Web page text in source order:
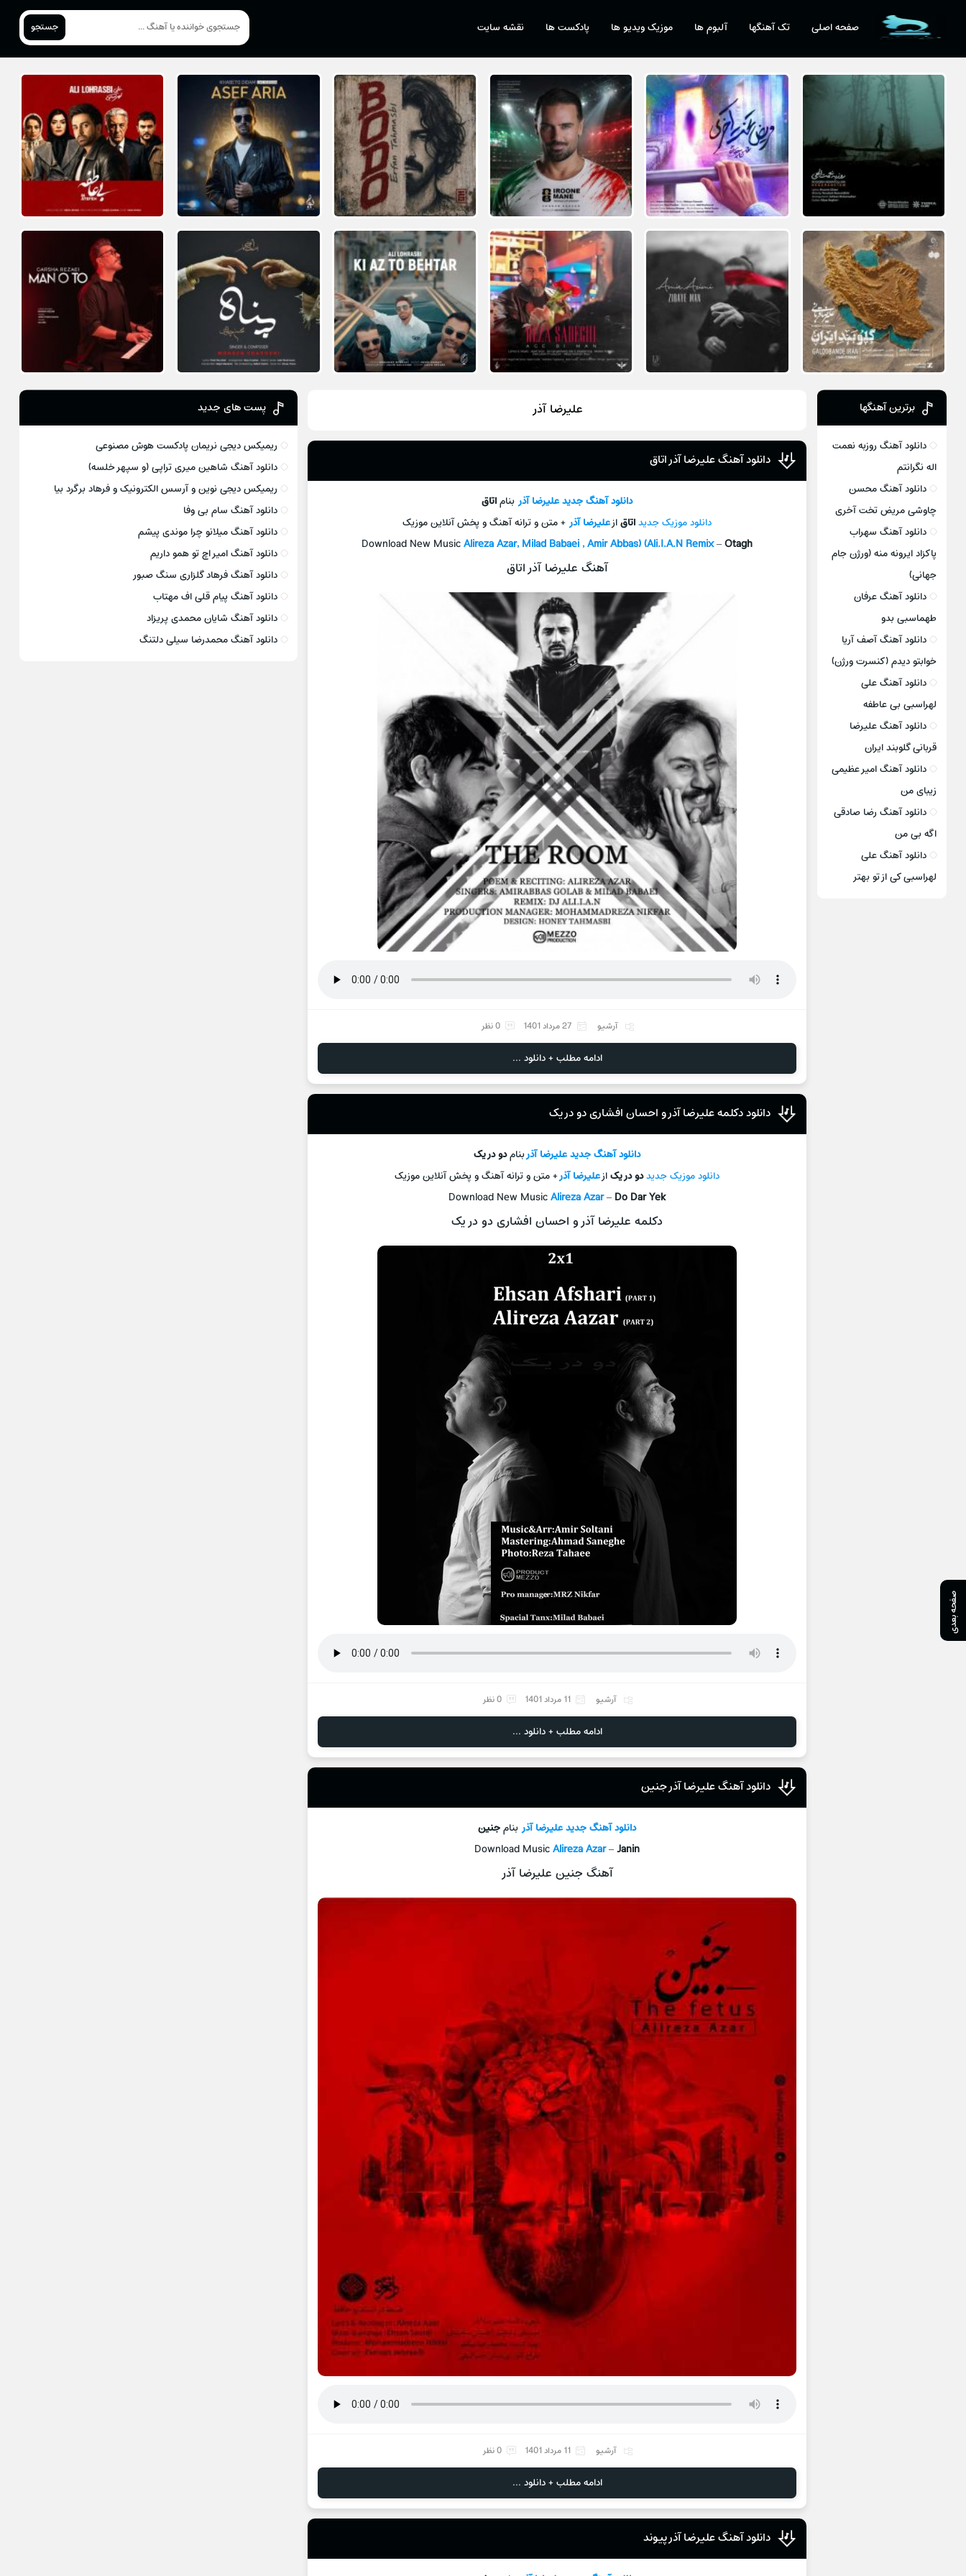
صفحه اصلی تک آهنگها آلبوم ها موزیک ویدیو ها پادکست ها نقشه سایت جستجو
علیرضا آذر
دانلود آهنگ علیرضا آذر اتاق
دانلود آهنگ جديدعلیرضا آذربناماتاق
دانلود موزیک جديداتاقازعلیرضا آذر+ متن و ترانه آهنگ و پخش آنلاين موزيک
Download New MusicAlireza Azar, Milad Babaei , Amir Abbas) (Ali.I.A.N Remix–Otagh
آهنگ علیرضا آذر اتاق
آرشیو 27 مرداد 1401 0 نظر
ادامه مطلب + دانلود ...
دانلود دکلمه علیرضا آذر و احسان افشاری دو در یک
دانلود آهنگ جديدعلیرضا آذربنامدو در یک
دانلود موزیک جديددو در یکازعلیرضا آذر+ متن و ترانه آهنگ و پخش آنلاين موزيک
Download New MusicAlireza Azar– Do Dar Yek
دکلمه علیرضا آذر و احسان افشاری دو در یک
آرشیو 11 مرداد 1401 0 نظر
ادامه مطلب + دانلود ...
دانلود آهنگ علیرضا آذر جنین
دانلود آهنگ جدیدعلیرضا آذربنامجنین
Download MusicAlireza Azar–Janin
آهنگ جنین علیرضا آذر
آرشیو 11 مرداد 1401 0 نظر
ادامه مطلب + دانلود ...
دانلود آهنگ علیرضا آذر پیوند
صفحه بعدی
برترین آهنگها
دانلود آهنگ روزبه نعمت
اله نگرانتم
دانلود آهنگ محسن
چاوشی مریض تخت آخری
دانلود آهنگ سهراب
پاکزاد ایرونه منه (ورژن جام
جهانی)
دانلود آهنگ عرفان
طهماسبی بدو
دانلود آهنگ آصف آریا
خوابتو دیدم (کنسرت ورژن)
دانلود آهنگ علی
لهراسبی بی عاطفه
دانلود آهنگ علیرضا
قربانی گلوبند ایران
دانلود آهنگ امیر عظیمی
زیبای من
دانلود آهنگ رضا صادقی
اگه بی من
دانلود آهنگ علی
لهراسبی کی از تو ‌بهتر
پست های جدید
ریمیکس دیجی نریمان پادکست هوش مصنوعی
دانلود آهنگ شاهین میری تراپی (و سپهر خلسه)
ریمیکس دیجی نوین و آرسس الکترونیک و فرهاد برگرد بیا
دانلود آهنگ سام بی وفا
دانلود آهنگ میلانو چرا موندی پیشم
دانلود آهنگ امیر اچ تو همو داریم
دانلود آهنگ فرهاد گلزاری سنگ صبور
دانلود آهنگ پیام قلی اف مهتاب
دانلود آهنگ شایان محمدی پریزاد
دانلود آهنگ محمدرضا سیلی دلتنگ